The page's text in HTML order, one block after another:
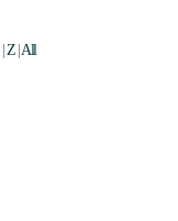
Z |All